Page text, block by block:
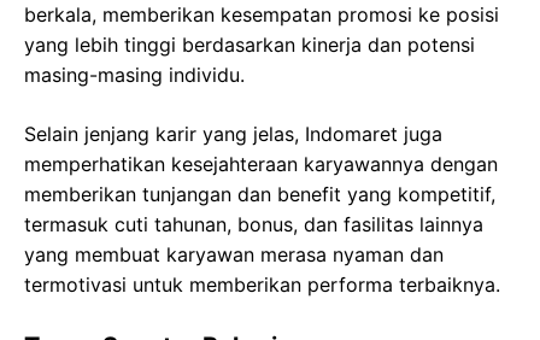
berkala, memberikan kesempatan promosi ke posisi
yang lebih tinggi berdasarkan kinerja dan potensi
masing-masing individu.
Selain jenjang karir yang jelas, Indomaret juga
memperhatikan kesejahteraan karyawannya dengan
memberikan tunjangan dan benefit yang kompetitif,
termasuk cuti tahunan, bonus, dan fasilitas lainnya
yang membuat karyawan merasa nyaman dan
termotivasi untuk memberikan performa terbaiknya.